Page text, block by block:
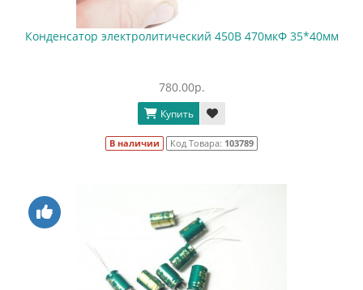
Конденсатор электролитический 450В 470мкФ 35*40мм
780.00р.
Купить
В наличии Код Товара: 103789